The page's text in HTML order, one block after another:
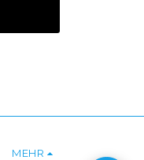
MEHR